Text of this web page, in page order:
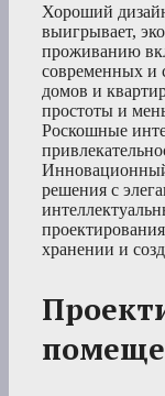
Хороший
выигрывает,
проживанию
современных и
домов и
простоты и
Роскошные
Инновационный
решения с
хранении и